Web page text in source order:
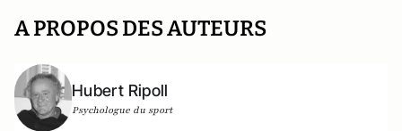
A PROPOS DES AUTEURS
Hubert Ripoll
Psychologue du sport